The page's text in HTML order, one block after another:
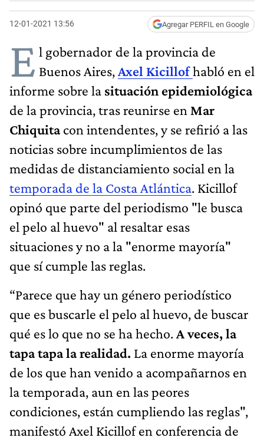
12-01-2021 13:56 Agregar PERFIL en Google
E l gobernador de la provincia de
Buenos Aires,Axel Kicillofhabló en el
informe sobre la situación epidemiológica
de la provincia, tras reunirse en Mar
Chiquitacon intendentes, y se refirió a las
noticias sobre incumplimientos de las
medidas de distanciamiento social en la
temporada de la Costa Atlántica. Kicillof
opinó que parte del periodismo "le busca
el pelo al huevo" al resaltar esas
situaciones y no a la "enorme mayoría"
que sí cumple las reglas.
“Parece que hay un género periodístico
que es buscarle el pelo al huevo, de buscar
qué es lo que no se ha hecho.A veces, la
tapa tapa la realidad. La enorme mayoría
de los que han venido a acompañarnos en
la temporada, aun en las peores
condiciones, están cumpliendo las reglas",
manifestó Axel Kicillof en conferencia de